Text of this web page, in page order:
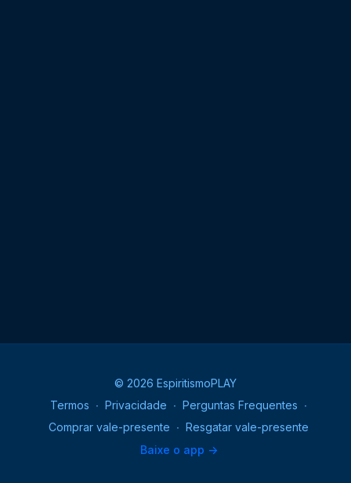
© 2026 EspiritismoPLAY
Termos ∙ Privacidade ∙ Perguntas Frequentes ∙
Comprar vale-presente ∙ Resgatar vale-presente
Baixe o app ->